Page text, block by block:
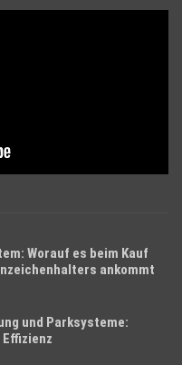
Worauf es beim Kauf
ankommt
und Parksysteme: